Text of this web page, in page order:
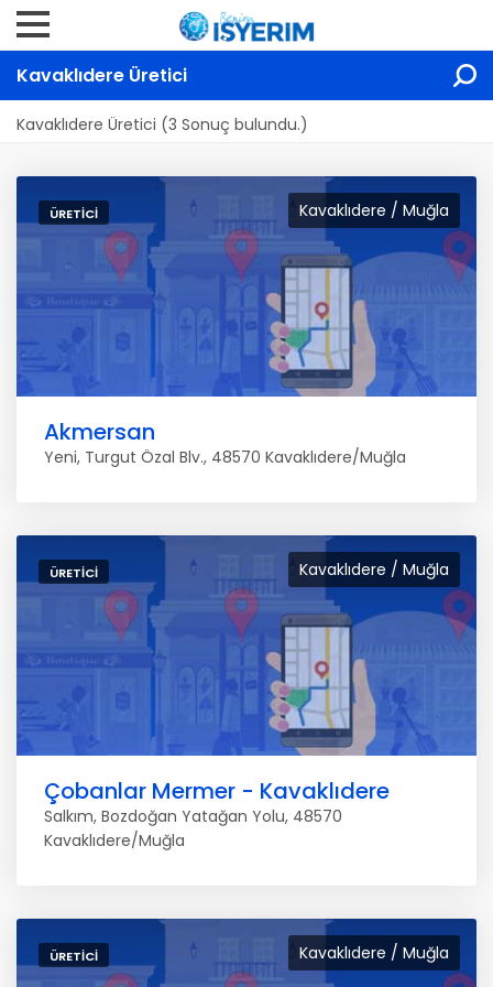
Kavaklıdere Üretici
Kavaklıdere Üretici (3 Sonuç bulundu.)
Kavaklıdere / Muğla
ÜRETICI
Akmersan
Yeni, Turgut Özal Blv., 48570 Kavaklıdere/Muğla
Kavaklıdere / Muğla
ÜRETICI
Çobanlar Mermer - Kavaklıdere
Salkım, Bozdoğan Yatağan Yolu, 48570
Kavaklıdere/Muğla
Kavaklıdere / Muğla
ÜRETICI